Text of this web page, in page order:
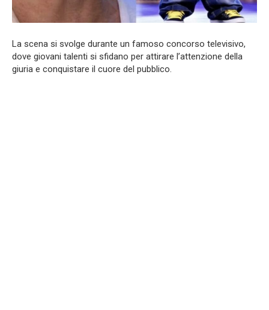
La scena si svolge durante un famoso concorso televisivo,
dove giovani talenti si sfidano per attirare l’attenzione della
giuria e conquistare il cuore del pubblico.